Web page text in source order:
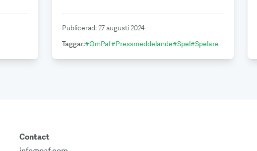
Publicerad:27 augusti 2024
Taggar:#OmPaf#Pressmeddelande#Spel#Spelare
Contact